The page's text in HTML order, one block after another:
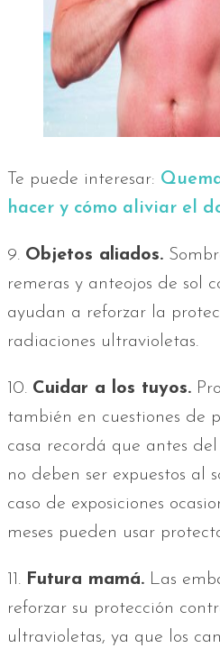
Te puede interesar:
hacer y cómo aliviar el
9. Objetos aliados.
remeras y anteojos de sol
ayudan a reforzar la
radiaciones ultravioletas.
10. Cuidar a los tuyos.
también en cuestiones de
casa recordá que antes
no deben ser expuestos al
caso de exposiciones
meses pueden usar
11. Futura mamá. Las
reforzar su protección
ultravioletas, ya que los